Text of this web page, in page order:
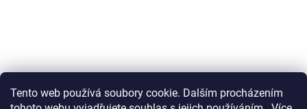
Tento web používá soubory cookie. Dalším procházením
Obchodní podmínky